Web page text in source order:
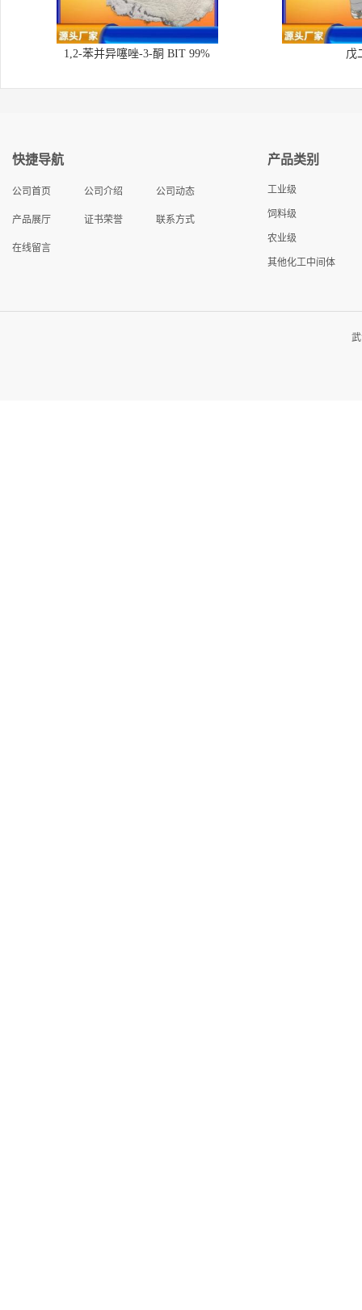
1,2-苯并异噻唑-3-酮 BIT 99% 戊
快捷导航
公司首页 公司介绍 公司动态
产品展厅 证书荣誉 联系方式
在线留言
产品类别
工业级
饲料级
农业级
其他化工中间体